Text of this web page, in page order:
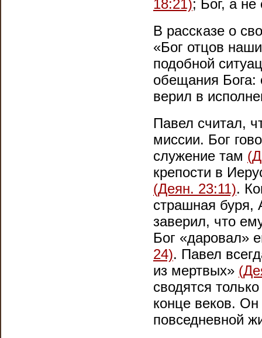
18:21); Бог, а не
В рассказе о
«Бог отцов
подобной
обещания Бога:
верил в
Павел считал,
миссии. Бог
служение там
крепости в
(Деян. 23:11).
страшная буря,
заверил, что
Бог «даровал»
24). Павел
из мертвых»
сводятся
конце веков. Он
повседневной